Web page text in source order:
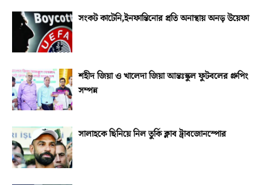
সংকট কাটেনি,ইনফান্তিনোর প্রতি অনাস্থায় অনড় উয়েফা
শহীদ জিয়া ও খালেদা জিয়া আন্তঃস্কুল ফুটবলের গ্রুপিং
সম্পন্ন
সালাহকে ছিনিয়ে নিল তুর্কি ক্লাব ট্রাবজোনস্পোর